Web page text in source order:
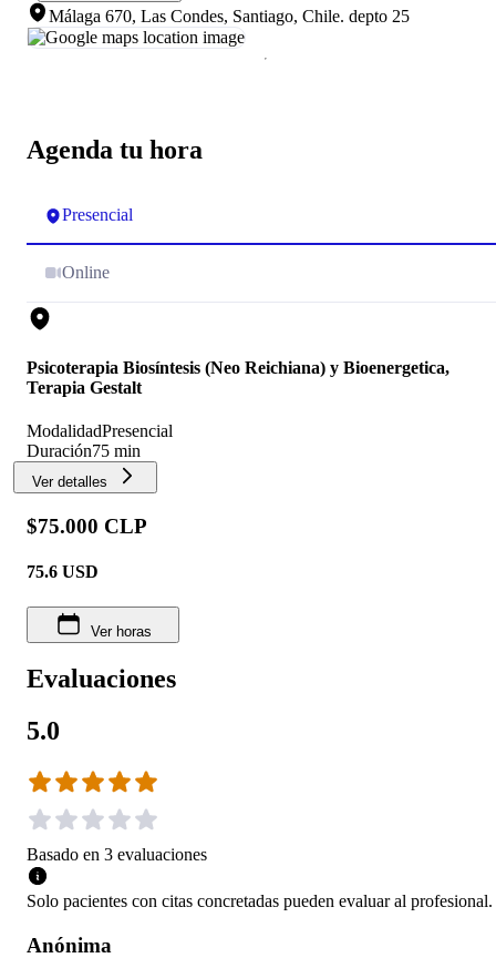
Agenda tu hora
Presencial
Online
Psicoterapia Biosíntesis (Neo Reichiana) y Bioenergetica,
Terapia Gestalt
ModalidadPresencial
Duración75 min
Ver detalles
$75.000 CLP
75.6 USD
Ver horas
Evaluaciones
5.0
Basado en 3 evaluaciones
Solo pacientes con citas concretadas pueden evaluar al profesional.
Anónima
Málaga 670, Las Condes, Santiago, Chile. depto 25